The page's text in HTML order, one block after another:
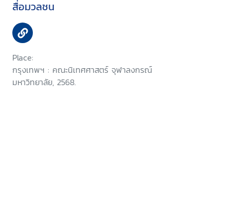
สื่อมวลชน
Place:
กรุงเทพฯ : คณะนิเทศศาสตร์ จุฬาลงกรณ์
มหาวิทยาลัย, 2568.